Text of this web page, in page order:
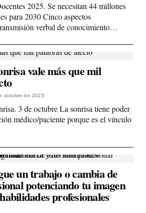
2025. Se necesitan 44 millones
para 2030 Cinco aspectos
verbal de conocimiento…
vale más que mil
octubre de 2025
3 de octubre La sonrisa tiene poder
médico/paciente porque es el vínculo
un trabajo o cambia de
potenciando tu imagen
profesionales